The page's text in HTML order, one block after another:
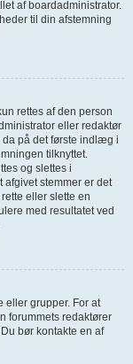
af boardadministrator.
til din afstemning
rettes af den person
eller redaktør
da på det første indlæg i
tilknyttet.
og slettes i
stemmer er det
eller slette en
med resultatet ved
grupper. For at
forummets redaktører
bør kontakte en af